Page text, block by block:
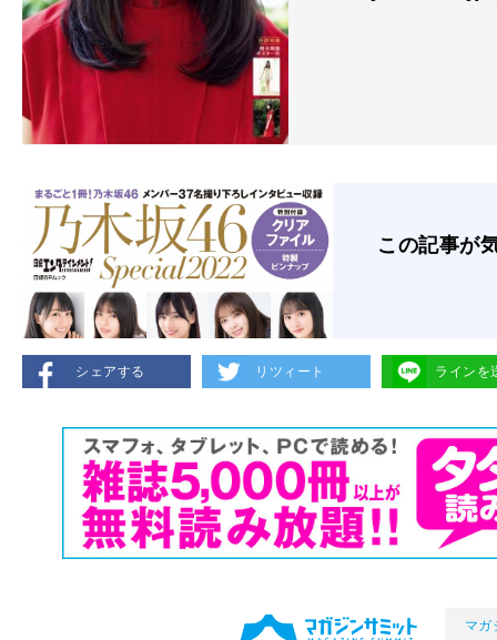
この記事が
シェアする リツィート ラインを
マガ